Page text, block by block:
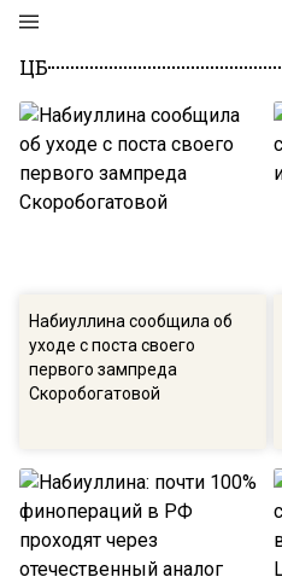
ЦБ
Набиуллина сообщила об
уходе с поста своего
первого зампреда
Скоробогатовой